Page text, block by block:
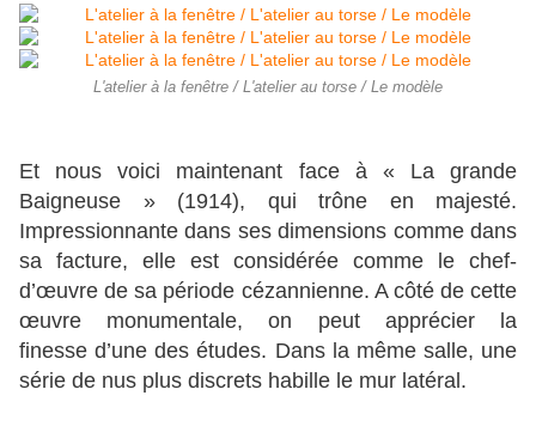
L'atelier à la fenêtre / L'atelier au torse / Le modèle
Et nous voici maintenant face à « La grande
Baigneuse » (1914), qui trône en majesté.
Impressionnante dans ses dimensions comme dans
sa facture, elle est considérée comme le chef-
d’œuvre de sa période cézannienne. A côté de cette
œuvre monumentale, on peut apprécier la
finesse d’une des études. Dans la même salle, une
série de nus plus discrets habille le mur latéral.